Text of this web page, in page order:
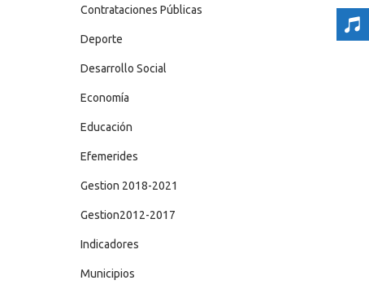
Contrataciones Públicas
Deporte
Desarrollo Social
Economía
Educación
Efemerides
Gestion 2018-2021
Gestion2012-2017
Indicadores
Municipios